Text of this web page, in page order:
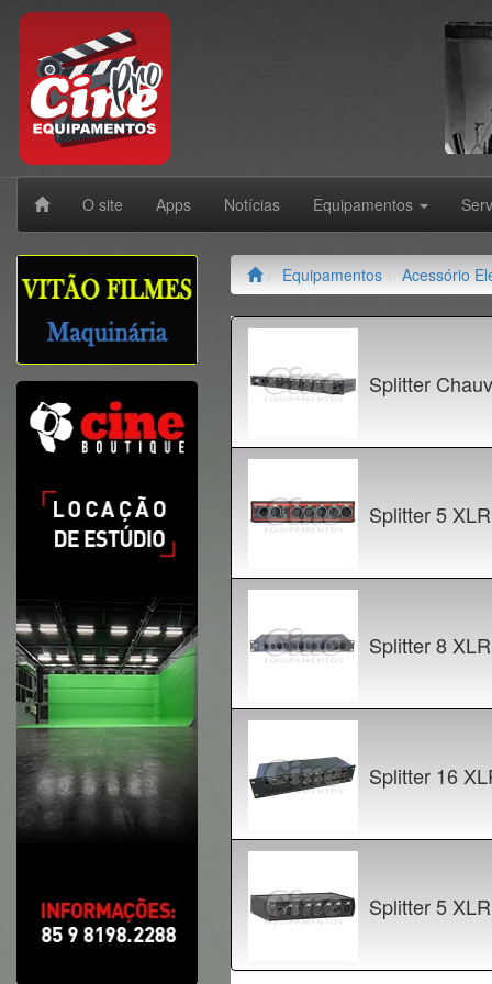
O site Apps Notícias Equipamentos
Equipamentos Acessório
Splitter
Splitter 5
Splitter 8
Splitter 16
Splitter 5